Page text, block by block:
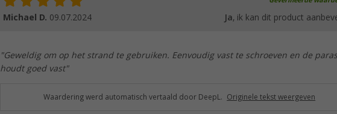
Michael D. 09.07.2024 Ja, ik kan dit product
"Geweldig om op het strand te gebruiken. Eenvoudig vast te schroeven en de
houdt goed vast"
Waardering werd automatisch vertaald door DeepL. Originele tekst weergeven